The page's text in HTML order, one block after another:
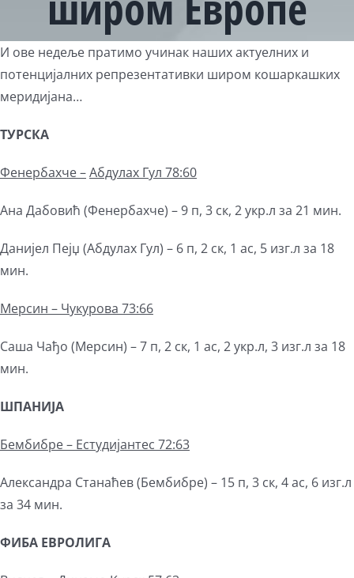
View
Larger
Image
И ове недеље пратимо учинак наших актуелних и
потенцијалних репрезентативки широм кошаркашких
меридијана…
ТУРСКА
Фенербахче –Абдулах Гул 78:60
Ана Дабовић (Фенербахче) – 9 п, 3 ск, 2 укр.л за 21 мин.
Данијел Пејџ (Абдулах Гул) – 6 п, 2 ск, 1 ас, 5 изг.л за 18
мин.
Мерсин – Чукурова 73:66
Саша Чађо (Мерсин) – 7 п, 2 ск, 1 ас, 2 укр.л, 3 изг.л за 18
мин.
ШПАНИЈА
Бембибре – Естудијантес 72:63
Александра Станаћев (Бембибре) – 15 п, 3 ск, 4 ас, 6 изг.л
за 34 мин.
ФИБА ЕВРОЛИГА